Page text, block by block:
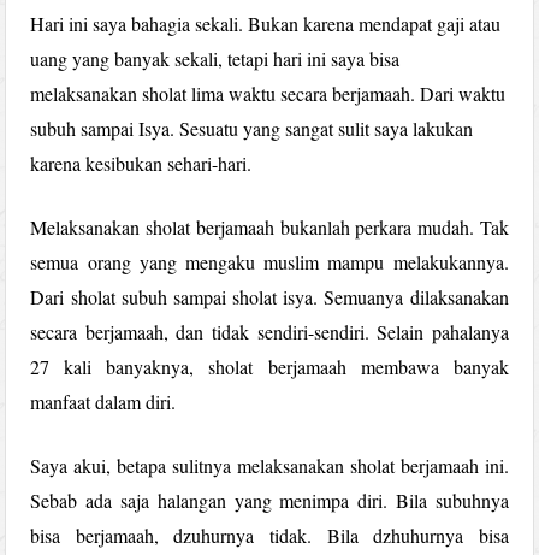
Hari ini saya bahagia sekali. Bukan karena mendapat gaji atau
uang yang banyak sekali, tetapi hari ini saya bisa
melaksanakan sholat lima waktu secara berjamaah. Dari waktu
subuh sampai Isya. Sesuatu yang sangat sulit saya lakukan
karena kesibukan sehari-hari.
Melaksanakan sholat berjamaah bukanlah perkara mudah. Tak
semua orang yang mengaku muslim mampu melakukannya.
Dari sholat subuh sampai sholat isya. Semuanya dilaksanakan
secara berjamaah, dan tidak sendiri-sendiri. Selain pahalanya
27 kali banyaknya, sholat berjamaah membawa banyak
manfaat dalam diri.
Saya akui, betapa sulitnya melaksanakan sholat berjamaah ini.
Sebab ada saja halangan yang menimpa diri. Bila subuhnya
bisa berjamaah, dzuhurnya tidak. Bila dzhuhurnya bisa